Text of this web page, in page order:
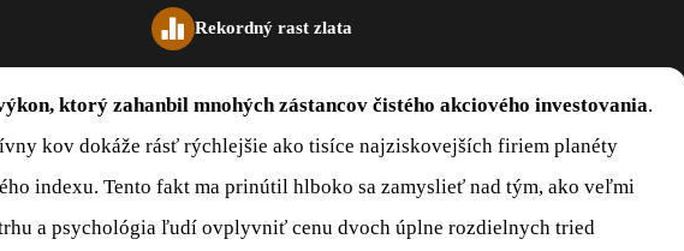
Rekordný rast zlata
ktorý zahanbil mnohých zástancov čistého akciového investovania.
kov dokáže rásť rýchlejšie ako tisíce najziskovejších firiem planéty
indexu. Tento fakt ma prinútil hlboko sa zamyslieť nad tým, ako veľmi
a psychológia ľudí ovplyvniť cenu dvoch úplne rozdielnych tried